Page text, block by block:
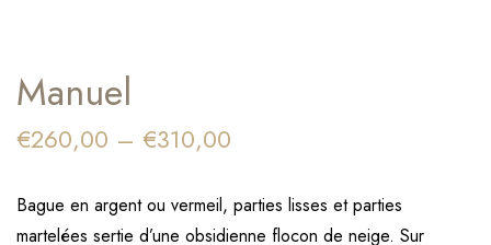
Manuel
€260,00 – €310,00
Bague en argent ou vermeil, parties lisses et parties
martelées sertie d’une obsidienne flocon de neige. Sur